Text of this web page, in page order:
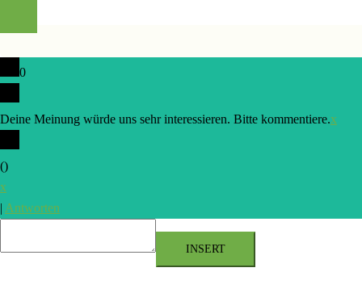
0
Deine Meinung würde uns sehr interessieren. Bitte kommentiere.x
()
x
| Antworten
INSERT